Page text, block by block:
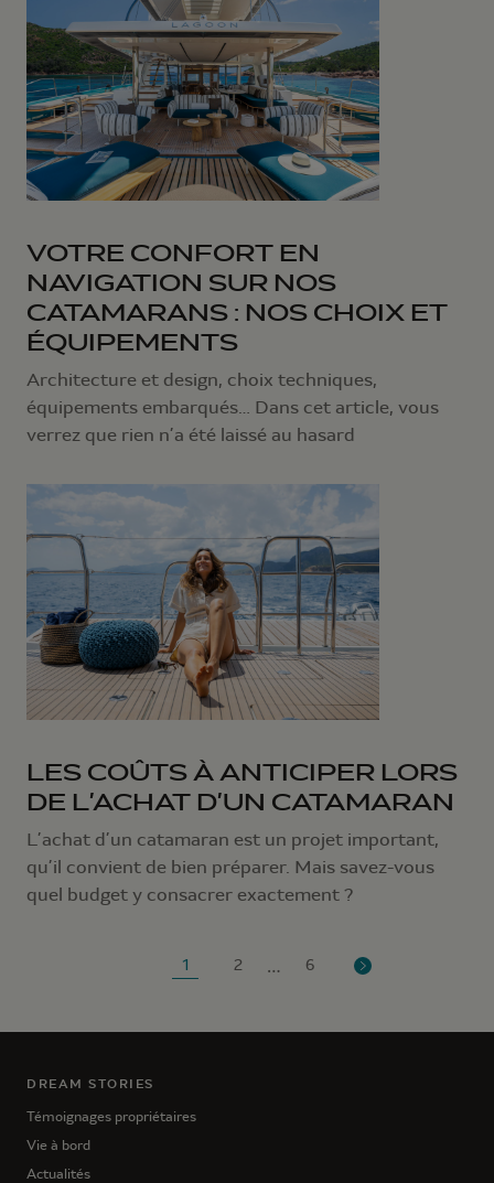
VOTRE CONFORT EN
NAVIGATION SUR NOS
CATAMARANS : NOS CHOIX ET
ÉQUIPEMENTS
Architecture et design, choix techniques,
équipements embarqués… Dans cet article, vous
verrez que rien n’a été laissé au hasard
LES COÛTS À ANTICIPER LORS
DE L’ACHAT D’UN CATAMARAN
L’achat d’un catamaran est un projet important,
qu’il convient de bien préparer. Mais savez-vous
quel budget y consacrer exactement ?
1 2 … 6
DREAM STORIES
Témoignages propriétaires
Vie à bord
Actualités